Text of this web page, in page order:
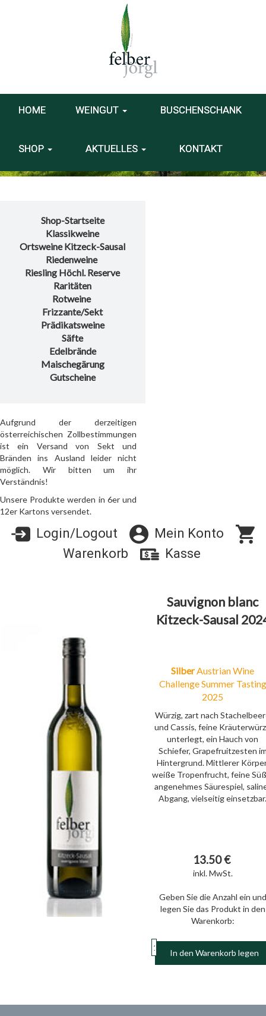
HOME WEINGUT BUSCHENSCHANK
SHOP AKTUELLES KONTAKT
Shop-Startseite
Klassikweine
Ortsweine Kitzeck-Sausal
Riedenweine
Riesling Höchl. Reserve
Raritäten
Rotweine
Frizzante/Sekt
Prädikatsweine
Säfte
Edelbrände
Maischegärung
Gutscheine
Aufgrund der derzeitigen
österreichischen Zollbestimmungen
ist ein Versand von Sekt und
Bränden ins Ausland leider nicht
möglich. Wir bitten um ihr
Verständnis!
Unsere Produkte werden in 6er und
12er Kartons versendet.
Login/Logout
Mein Konto
Warenkorb
Kasse
Sauvignon blanc
Kitzeck-Sausal
SilberAustrian Wine
Challenge Summer Tasting
2025
Würzig, zart nach
und Cassis, feine
unterlegt, ein Hauch von
Schiefer, Grapefruitzesten
Hintergrund. Mittlerer
weiße Tropenfrucht, feine
angenehmes Säurespiel,
Abgang, vielseitig einsetzbar.
13.50 €
inkl. MwSt.
Geben Sie die Anzahl ein und
legen Sie das Produkt in den
Warenkorb:
In den Warenkorb legen